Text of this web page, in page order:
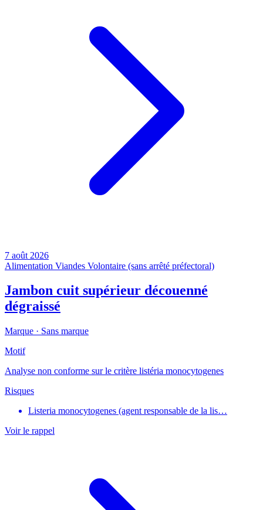
7 août 2026
Alimentation Viandes Volontaire (sans arrêté préfectoral)
Jambon cuit supérieur découenné
dégraissé
Marque · Sans marque
Motif
Analyse non conforme sur le critère listéria monocytogenes
Risques
Listeria monocytogenes (agent responsable de la lis…
Voir le rappel